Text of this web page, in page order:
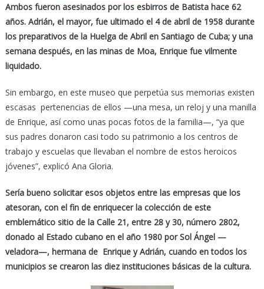
Ambos fueron asesinados por los esbirros de Batista hace 62
años. Adrián, el mayor, fue ultimado el 4 de abril de 1958 durante
los preparativos de la Huelga de Abril en Santiago de Cuba; y una
semana después, en las minas de Moa, Enrique fue vilmente
liquidado.
Sin embargo, en este museo que perpetúa sus memorias existen
escasas pertenencias de ellos —una mesa, un reloj y una manilla
de Enrique, así como unas pocas fotos de la familia—, “ya que
sus padres donaron casi todo su patrimonio a los centros de
trabajo y escuelas que llevaban el nombre de estos heroicos
jóvenes”, explicó Ana Gloria.
Sería bueno solicitar esos objetos entre las empresas que los
atesoran, con el fin de enriquecer la colección de este
emblemático sitio de la Calle 21, entre 28 y 30, número 2802,
donado al Estado cubano en el año 1980 por Sol Ángel —
veladora—, hermana de Enrique y Adrián, cuando en todos los
municipios se crearon las diez instituciones básicas de la cultura.